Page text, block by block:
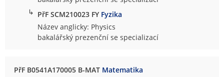
↳ PřF SCM210023 FY Fyzika
Název anglicky: Physics
bakalářský prezenční se specializací
PřF B0541A170005 B-MAT Matematika